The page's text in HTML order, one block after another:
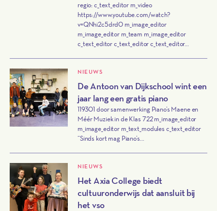
regio: c_text_editor m_video
https://www.youtube.com/watch?
v=QNhi2c5drd0 m_image_editor
m_image_editor m_team m_image_editor
c_text_editor c_text_editor c_text_editor...
NIEUWS
De Antoon van Dijkschool wint een
jaar lang een gratis piano
119301 door samenwerking Piano’s Maene en
Méér Muziek in de Klas 722 m_image_editor
m_image_editor m_text_modules c_text_editor
“Sinds kort mag Piano’s...
NIEUWS
Het Axia College biedt
cultuuronderwijs dat aansluit bij
het vso